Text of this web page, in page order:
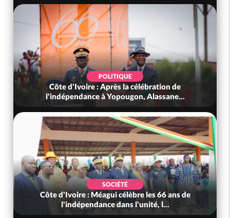
POLITIQUE
Côte d'Ivoire : Après la célébration de
l'indépendance à Yopougon, Alassane...
SOCIÉTÉ
Côte d'Ivoire : Méagui célèbre les 66 ans de
l'indépendance dans l'unité, l...